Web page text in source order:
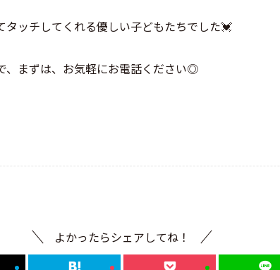
タッチしてくれる優しい子どもたちでした💓
、まずは、お気軽にお電話ください◎
よかったらシェアしてね！